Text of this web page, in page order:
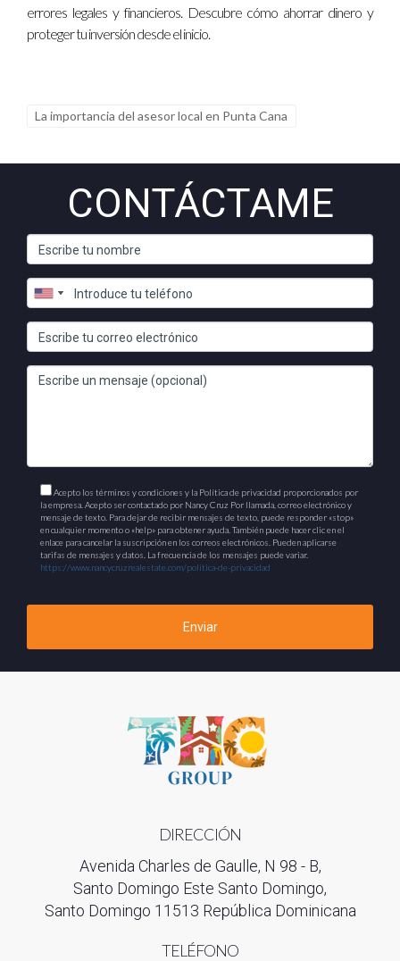
errores legales y financieros. Descubre cómo ahorrar dinero y
proteger tu inversión desde el inicio.
La importancia del asesor local en Punta Cana
CONTÁCTAME
Acepto los términos y condiciones y la Política de privacidad proporcionados por
la empresa. Acepto ser contactado por Nancy Cruz Por llamada, correo electrónico y
mensaje de texto. Para dejar de recibir mensajes de texto, puede responder «stop»
en cualquier momento o «help» para obtener ayuda. También puede hacer clic en el
enlace para cancelar la suscripción en los correos electrónicos. Pueden aplicarse
tarifas de mensajes y datos. La frecuencia de los mensajes puede variar.
https://www.nancycruzrealestate.com/politica-de-privacidad
Enviar
DIRECCIÓN
Avenida Charles de Gaulle, N 98 - B,
Santo Domingo Este Santo Domingo,
Santo Domingo 11513 República Dominicana
TELÉFONO